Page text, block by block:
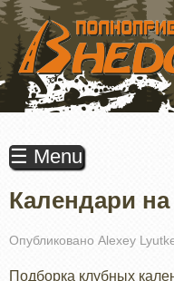
ПЕРЕЙТИ
ОСНОВНОМУ
СОДЕРЖАНИЮ
☰ Menu
Календари на
Опубликовано Alexey
Подборка клубных